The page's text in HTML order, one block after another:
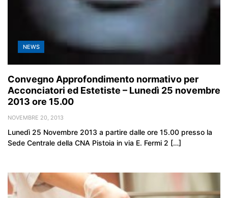
NEWS
Convegno Approfondimento normativo per
Acconciatori ed Estetiste – Lunedì 25 novembre
2013 ore 15.00
NOVEMBRE 20, 2013
Lunedì 25 Novembre 2013 a partire dalle ore 15.00 presso la
Sede Centrale della CNA Pistoia in via E. Fermi 2 […]